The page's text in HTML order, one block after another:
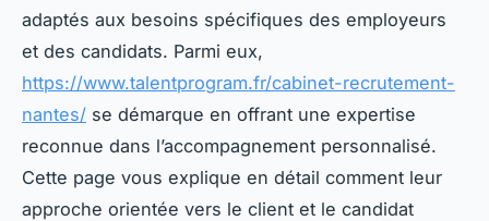
adaptés aux besoins spécifiques des employeurs
et des candidats. Parmi eux,
https://www.talentprogram.fr/cabinet-recrutement-
nantes/ se démarque en offrant une expertise
reconnue dans l’accompagnement personnalisé.
Cette page vous explique en détail comment leur
approche orientée vers le client et le candidat